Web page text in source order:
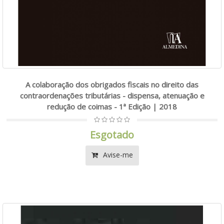
A colaboração dos obrigados fiscais no direito das
contraordenações tributárias - dispensa, atenuação e
redução de coimas - 1ª Edição | 2018
Esgotado
Avise-me